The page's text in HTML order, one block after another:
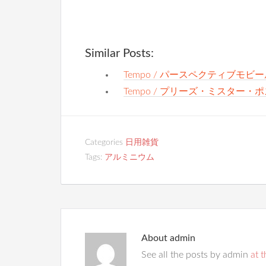
Similar Posts:
Tempo / パースペクティブモビー
Tempo / プリーズ・ミスター・
Categories 日用雑貨
Tags: アルミニウム
About admin
See all the posts by admin at